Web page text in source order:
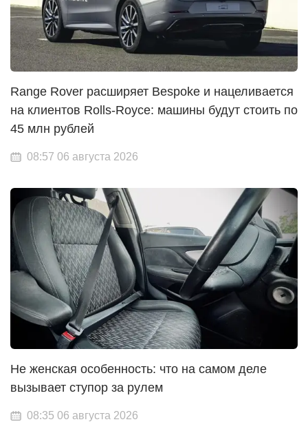
Range Rover расширяет Bespoke и нацеливается
на клиентов Rolls-Royce: машины будут стоить по
45 млн рублей
08:57 06 августа 2026
Не женская особенность: что на самом деле
вызывает ступор за рулем
08:35 06 августа 2026